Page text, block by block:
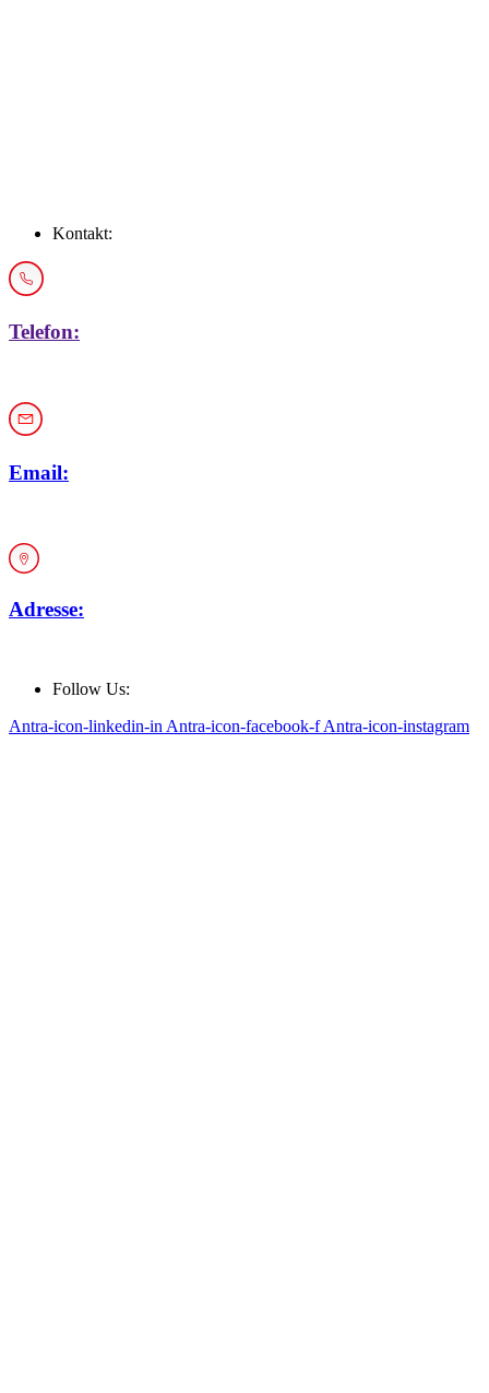
Kontakt:
Telefon:
Email:
Adresse:
Follow Us:
Antra-icon-linkedin-in Antra-icon-facebook-f Antra-icon-instagram